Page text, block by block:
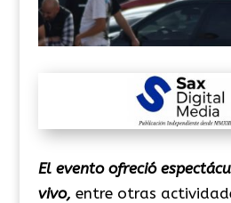
El evento ofreció
vivo, entre otras